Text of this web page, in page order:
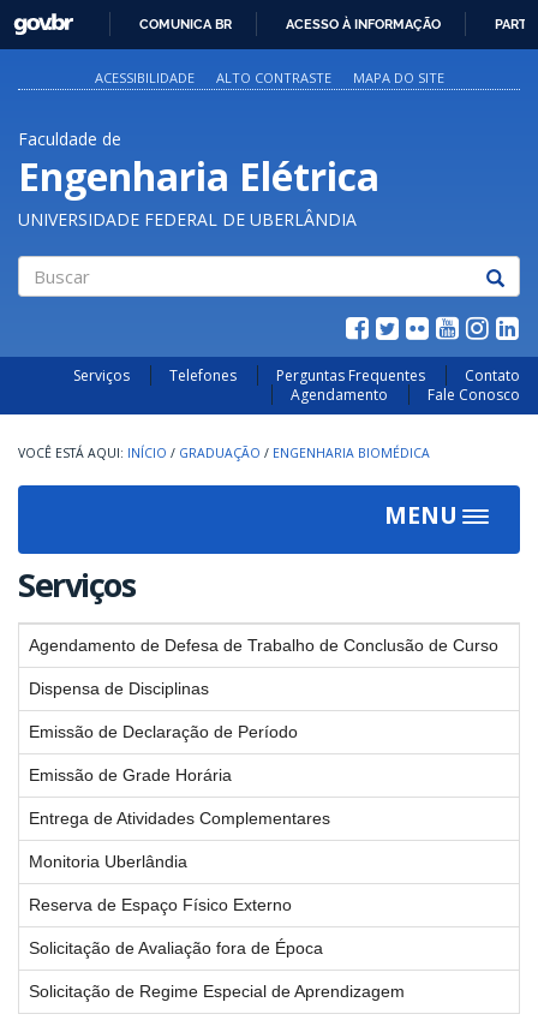
PARA
O
GOVBR
COMUNICA BR ACESSO À INFORMAÇÃO
ACESSIBILIDADE ALTO CONTRASTE MAPA DO SITE
Faculdade de
Engenharia Elétrica
UNIVERSIDADE FEDERAL DE UBERLÂNDIA
Serviços Telefones Perguntas Frequentes
Contato
Agendamento
Fale Conosco
INÍCIO / GRADUAÇÃO / ENGENHARIA BIOMÉDICA
MENU
Toggle
Serviços
Agendamento de Defesa de Trabalho de Conclusão de Curso
Dispensa de Disciplinas
Emissão de Declaração de Período
Emissão de Grade Horária
Entrega de Atividades Complementares
Monitoria Uberlândia
Reserva de Espaço Físico Externo
Solicitação de Avaliação fora de Época
Solicitação de Regime Especial de Aprendizagem